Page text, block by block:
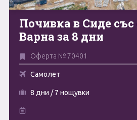
Май
Юни
Юли
Август
Септември
0894 466 775
Свържете се с нас
Почивка в Сиде
Варна за 8 дни
Оферта № 70401
Самолет
8 дни / 7 нощувки